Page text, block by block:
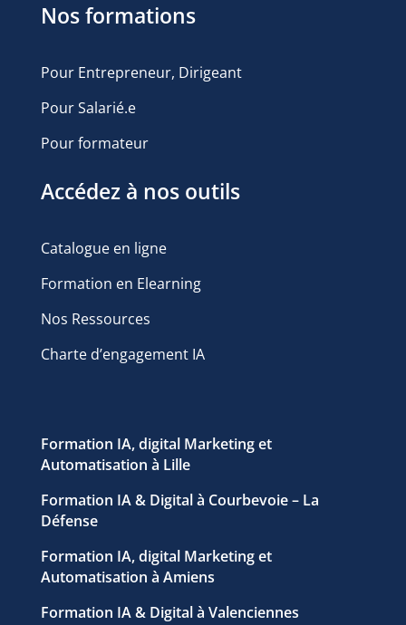
Nos formations
Pour Entrepreneur, Dirigeant
Pour Salarié.e
Pour formateur
Accédez à nos outils
Catalogue en ligne
Formation en Elearning
Nos Ressources
Charte d’engagement IA
Formation IA, digital Marketing et
Automatisation à Lille
Formation IA & Digital à Courbevoie – La
Défense
Formation IA, digital Marketing et
Automatisation à Amiens
Formation IA & Digital à Valenciennes